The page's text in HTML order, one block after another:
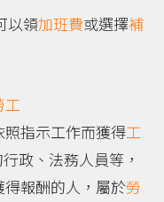
以領加班費或選擇補
工
照指示工作而獲得工
政、法務人員等，
報酬的人，屬於勞